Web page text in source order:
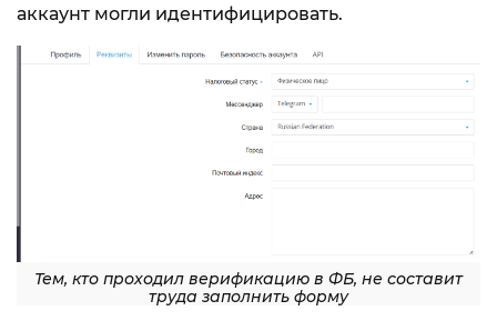
аккаунт могли идентифицировать.
Тем, кто проходил верификацию в ФБ, не составит
труда заполнить форму